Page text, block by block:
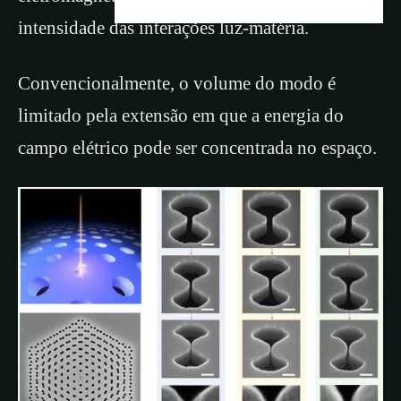
intensidade das interações luz-matéria.
Convencionalmente, o volume do modo é
limitado pela extensão em que a energia do
campo elétrico pode ser concentrada no espaço.